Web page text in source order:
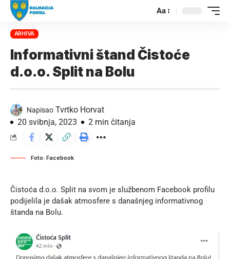
Aa
ARHIVA
Informativni štand Čistoće
d.o.o. Split na Bolu
Napisao Tvrtko Horvat
20 svibnja, 2023
2 min čitanja
Foto: Facebook
Čistoća d.o.o. Split na svom je službenom Facebook profilu
podijelila je dašak atmosfere s današnjeg informativnog
štanda na Bolu.